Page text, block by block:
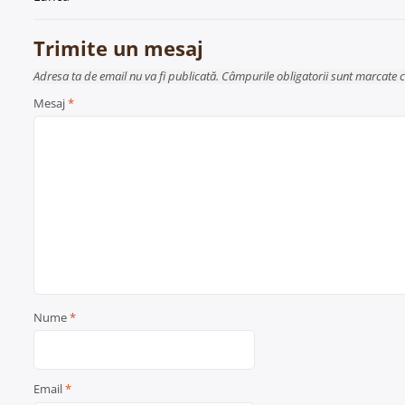
în
articole
Trimite un mesaj
Adresa ta de email nu va fi publicată. Câmpurile obligatorii sunt marcate
Mesaj*
Nume*
Email*